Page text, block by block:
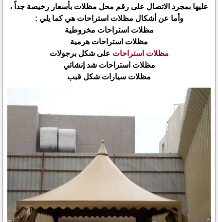
عليها بمجرد الاتصال على رقم محل مظلات بأسعار رخيصة جداً ،
وأما عن أشكال مظلات استراحات هي كما يلي :
مظلات استراحات مخروطية
مظلات استراحات هرمية
مظلات استراحات على شكل برجولات
مظلات استراحات شد إنشائي
مظلات سيارات شكل قبب